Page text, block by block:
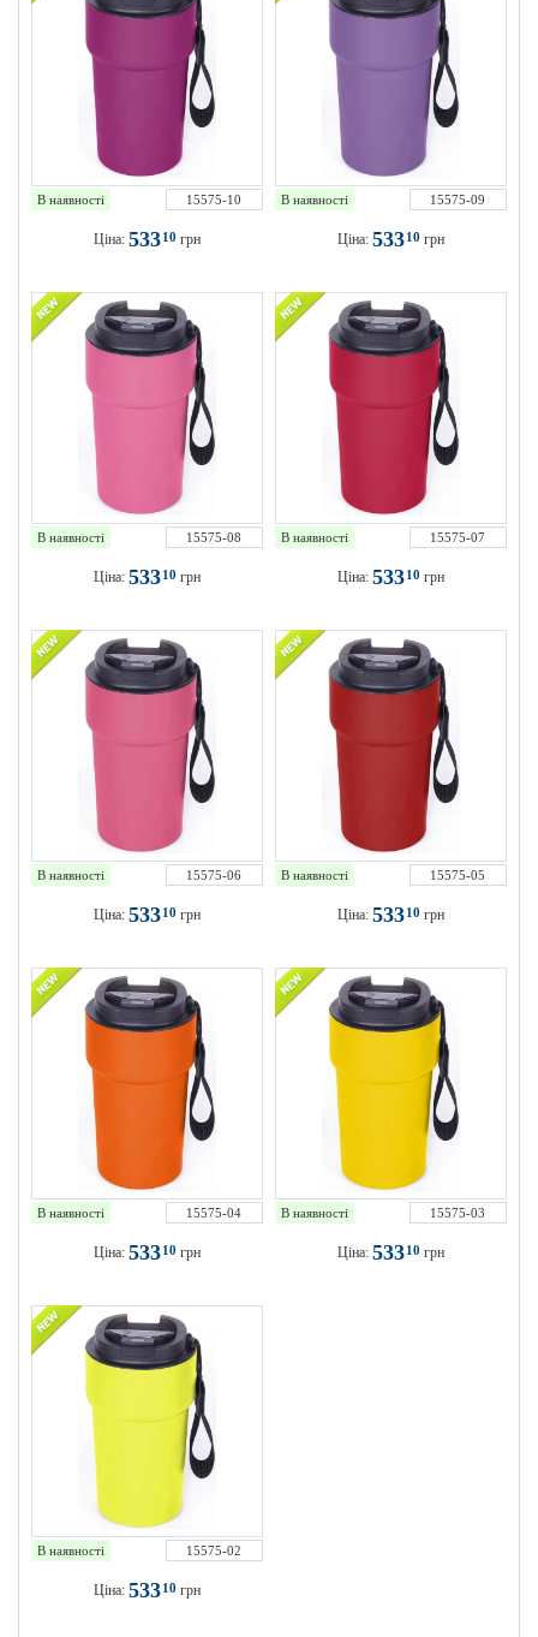
В наявності 15575-10
Ціна: 53310 грн
В наявності 15575-09
Ціна: 53310 грн
В наявності 15575-08
Ціна: 53310 грн
В наявності 15575-07
Ціна: 53310 грн
В наявності 15575-06
Ціна: 53310 грн
В наявності 15575-05
Ціна: 53310 грн
В наявності 15575-04
Ціна: 53310 грн
В наявності 15575-03
Ціна: 53310 грн
В наявності 15575-02
Ціна: 53310 грн